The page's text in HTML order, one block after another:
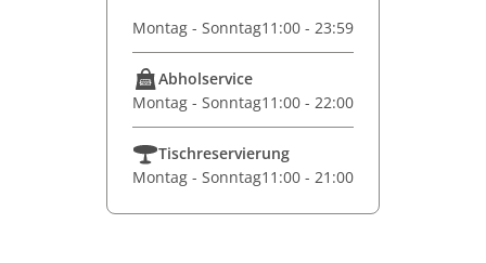
Montag - Sonntag11:00 - 23:59
Abholservice
Montag - Sonntag11:00 - 22:00
Tischreservierung
Montag - Sonntag11:00 - 21:00